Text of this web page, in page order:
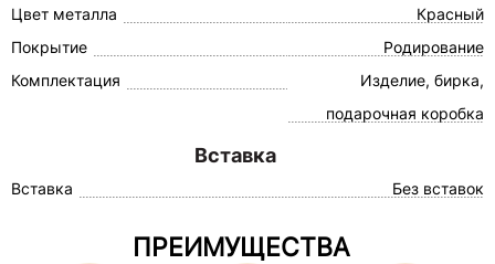
Цвет металла
Красный
Покрытие
Родирование
Комплектация
Изделие, бирка,
подарочная коробка
Вставка
Вставка Без вставок
ПРЕИМУЩЕСТВА